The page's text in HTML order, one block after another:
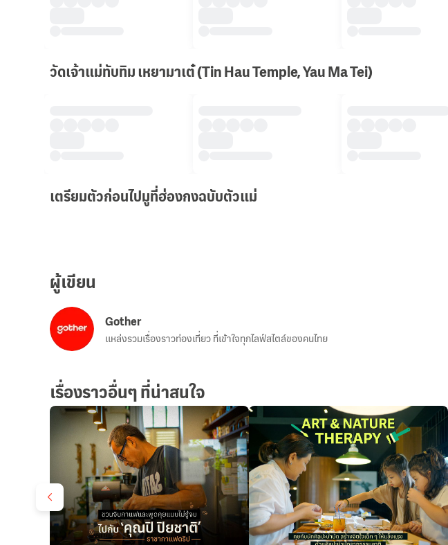
วัดเจ้าแม่ทับทิม เหยามาเต๋ (Tin Hau Temple, Yau Ma Tei)
เตรียมตัวก่อนไปมูที่ฮ่องกงฉบับตัวแม่
ผู้เขียน
Gother
แหล่งรวมเรื่องราวท่องเที่ยว ที่เข้าใจทุกไลฟ์สไตล์ของคนไทย
เรื่องราวอื่นๆ ที่น่าสนใจ